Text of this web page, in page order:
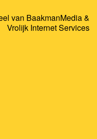
van BaakmanMedia&
Vrolijk Internet Services